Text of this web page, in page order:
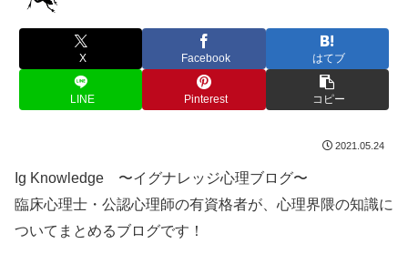
X Facebook はてブ
LINE Pinterest コピー
2021.05.24
Ig Knowledge 〜イグナレッジ心理ブログ〜
臨床心理士・公認心理師の有資格者が、心理界隈の知識に
ついてまとめるブログです！